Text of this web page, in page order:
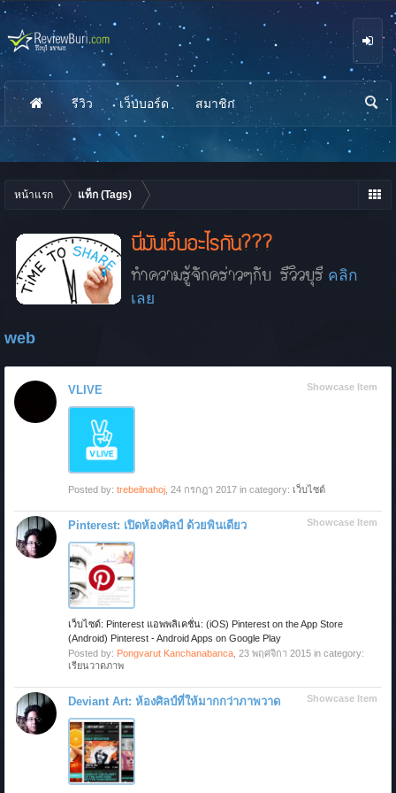
หน้าแรก แท็ก (Tags)
นี่มันเว็บอะไรกัน???
ทำความรู้จักคร่าวๆกับ รีวิวบุรี คลิก
เลย
web
Showcase Item
VLIVE
Posted by: trebeilnahoj 24 กรกฎา 2017 in category: เว็บไซต์
Showcase Item
Pinterest: เปิดห้องศิลป์ ด้วยพินเดียว
เว็บไซด์: Pinterest แอพพลิเคชั่น: (iOS) Pinterest on the App Store
(Android) Pinterest - Android Apps on Google Play
Posted by: Pongvarut Kanchanabanca 23 พฤศจิกา 2015 in category:
เรียนวาดภาพ
Showcase Item
Deviant Art: ห้องศิลป์ที่ให้มากกว่าภาพวาด
รีวิว เว็บบอร์ด สมาชิก
นห
า